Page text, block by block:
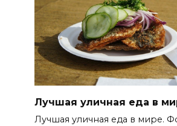
Лучшая уличная еда в
Лучшая уличная еда в мире.